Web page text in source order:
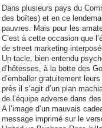
Dans plusieurs pays du
des boîtes) et en ce
pauvres. Mais pour les
C’est à cette occasion que
de street marketing
Un tacle, bien entendu
d’hôtesses, à la botte des
d’emballer gratuitement
près il s’agit d’un plan
de l’équipe adverse dans
A l’image d’un mauvais
message imprimé sur le